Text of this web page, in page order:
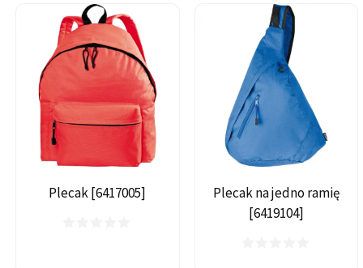
Plecak [6417005]
Plecak na jedno ramię
[6419104]